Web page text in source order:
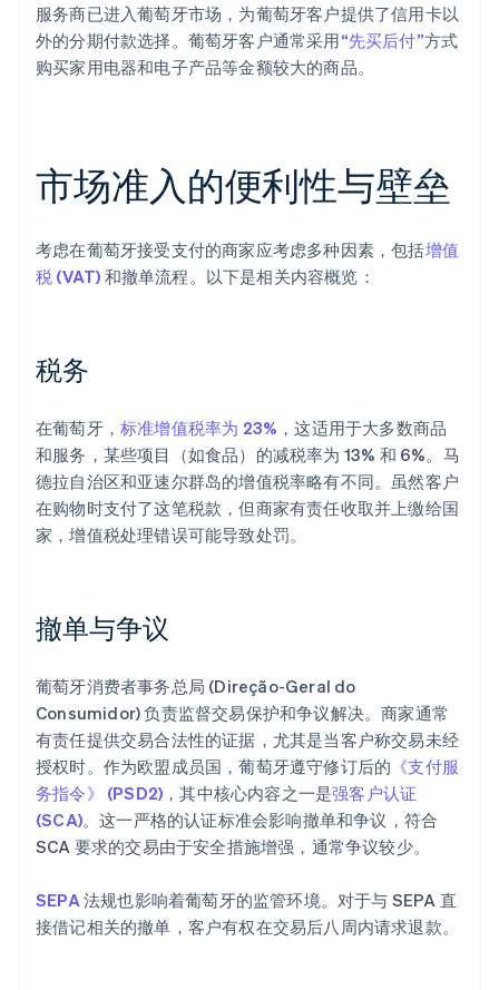
服务商已进入葡萄牙市场，为葡萄牙客户提供了信用卡以
外的分期付款选择。葡萄牙客户通常采用“先买后付”方式
购买家用电器和电子产品等金额较大的商品。
市场准入的便利性与壁垒
考虑在葡萄牙接受支付的商家应考虑多种因素，包括增值
税 (VAT) 和撤单流程。以下是相关内容概览：
税务
在葡萄牙， 标准增值税率为 23% ，这适用于大多数商品
和服务，某些项目（如食品）的减税率为 13% 和 6%。马
德拉自治区和亚速尔群岛的增值税率略有不同。虽然客户
在购物时支付了这笔税款，但商家有责任收取并上缴给国
家，增值税处理错误可能导致处罚。
撤单与争议
葡萄牙消费者事务总局 (Direção-Geral do
Consumidor) 负责监督交易保护和争议解决。商家通常
有责任提供交易合法性的证据，尤其是当客户称交易未经
授权时。作为欧盟成员国，葡萄牙遵守修订后的 《支付服
务指令》 (PSD2) ，其中核心内容之一是强客户认证
(SCA)。这一严格的认证标准会影响撤单和争议，符合
SCA 要求的交易由于安全措施增强，通常争议较少。
SEPA法规也影响着葡萄牙的监管环境。对于与 SEPA 直
接借记相关的撤单，客户有权在交易后八周内请求退款。